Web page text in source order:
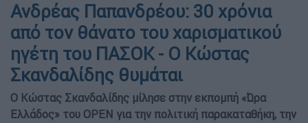
Ανδρέας Παπανδρέου: 30 χρόνια
από τον θάνατο του χαρισματικού
ηγέτη του ΠΑΣΟΚ - Ο Κώστας
Σκανδαλίδης θυμάται
Ο Κώστας Σκανδαλίδης μίλησε στην εκπομπή «Ώρα
Ελλάδος» του OPEN για την πολιτική παρακαταθήκη, την